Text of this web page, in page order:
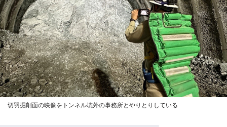
切羽掘削面の映像をトンネル坑外の事務所とやりとりしている